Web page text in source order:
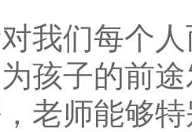
们每个人
孩子的前
老师能够